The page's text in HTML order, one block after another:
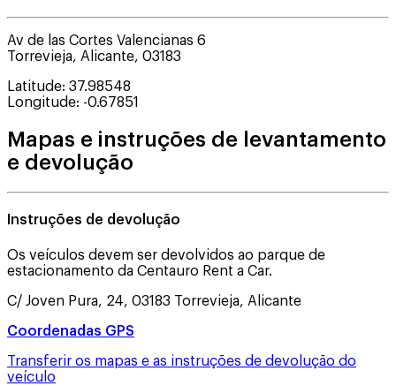
Av de las Cortes Valencianas 6
Torrevieja, Alicante, 03183
Latitude: 37.98548
Longitude: -0.67851
Mapas e instruções de levantamento
e devolução
Instruções de devolução
Os veículos devem ser devolvidos ao parque de
estacionamento da Centauro Rent a Car.
C/ Joven Pura, 24, 03183 Torrevieja, Alicante
Coordenadas GPS
Transferir os mapas e as instruções de devolução do
veículo